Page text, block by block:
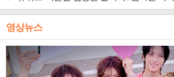
영상뉴스